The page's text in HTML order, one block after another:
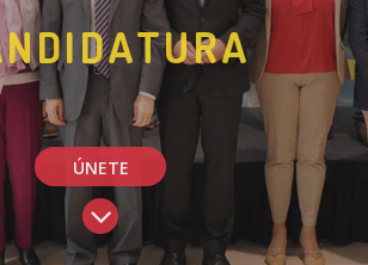
ÚNETE